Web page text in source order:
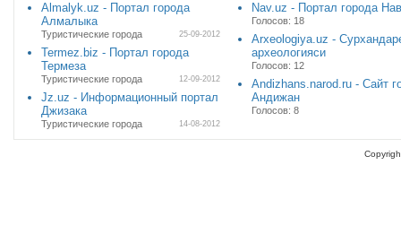
Almalyk.uz - Портал города
Алмалыка
Туристические города 25-09-2012
Termez.biz - Портал города
Термеза
Туристические города 12-09-2012
Jz.uz - Информационный портал
Джизака
Туристические города 14-08-2012
Nav.uz - Портал города
Голосов: 18
Arxeologiya.uz -
археологияси
Голосов: 12
Andizhans.narod.ru - Сайт
Андижан
Голосов: 8